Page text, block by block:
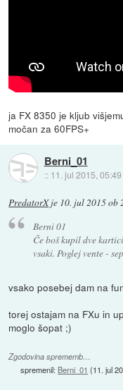
ja FX 8350 je kljub
močan za 60FPS+
Berni_01
:: 11. jul 2015, 05:49
PredatorXje 10. jul 2015 ob
Berni 01
Če boš kupil dve
vsaki. Poglej vente -
vsako posebej dam na
torej ostajam na FXu in
moglo šopat ;)
Zgodovina sprememb…
spremenil: Berni_01 (11. jul